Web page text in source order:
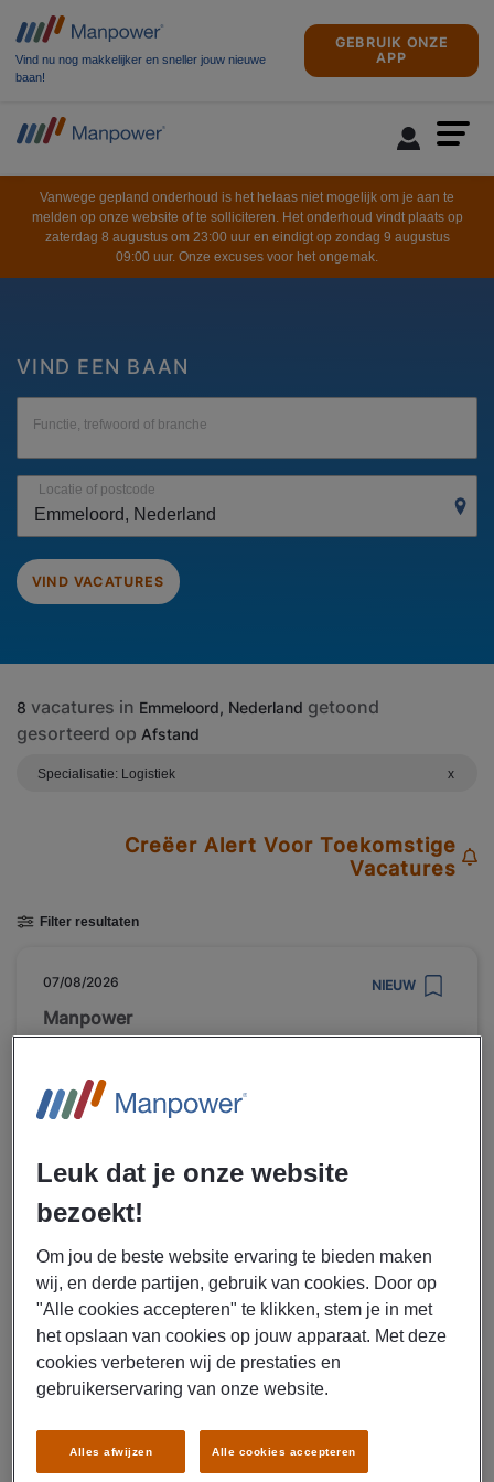
Vind nu nog makkelijker en sneller jouw nieuwe
baan!
GEBRUIK ONZE
APP
Vanwege gepland onderhoud is het helaas niet mogelijk om je aan te
melden op onze website of te solliciteren. Het onderhoud vindt plaats op
zaterdag 8 augustus om 23:00 uur en eindigt op zondag 9 augustus
09:00 uur. Onze excuses voor het ongemak.
VIND EEN BAAN
Functie, trefwoord of branche
Locatie of postcode
VIND VACATURES
8 vacatures in Emmeloord, Nederland getoond
gesorteerd op Afstand
Specialisatie: Logistiek x
Filter resultaten
Creëer Alert Voor Toekomstige
Vacatures
07/08/2026 NIEUW
Manpower
€ 3000 - € 4000 Per maand
Fulltime
Vast
Textielindustrie
LEES MEER
07/08/2026
VeBe Floorcoverings B.V.
Leuk dat je onze website
bezoekt!
Om jou de beste website ervaring te bieden maken
wij, en derde partijen, gebruik van cookies. Door op
"Alle cookies accepteren" te klikken, stem je in met
het opslaan van cookies op jouw apparaat. Met deze
cookies verbeteren wij de prestaties en
gebruikerservaring van onze website.
Alles afwijzen Alle cookies accepteren